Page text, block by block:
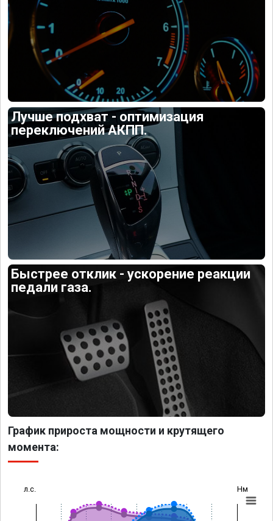
Лучше подхват - оптимизация
переключений АКПП.
Быстрее отклик - ускорение реакции
педали газа.
График прироста мощности и крутящего
момента:
л.с. Нм